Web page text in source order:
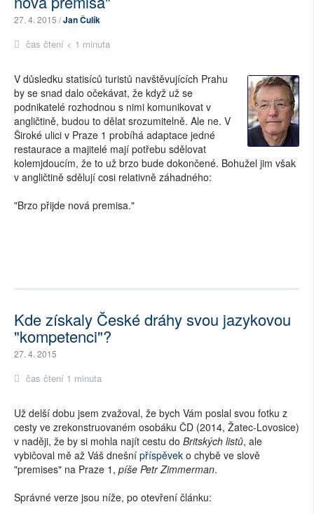
27. 4. 2015 /Jan Čulík
čas čtení < 1 minuta
V důsledku statisíců turistů navštěvujících Prahu
by se snad dalo očekávat, že když už se
podnikatelé rozhodnou s nimi komunikovat v
angličtině, budou to dělat srozumitelně. Ale ne. V
Široké ulici v Praze 1 probíhá adaptace jedné
restaurace a majitelé mají potřebu sdělovat
kolemjdoucím, že to už brzo bude dokončené. Bohužel jim však
v angličtině sdělují cosi relativně záhadného:
"Brzo přijde nová premisa."
Kde získaly České dráhy svou jazykovou
"kompetenci"?
27. 4. 2015
čas čtení 1 minuta
Už delší dobu jsem zvažoval, že bych Vám poslal svou fotku z
cesty ve zrekonstruovaném osobáku ČD (2014, Žatec-Lovosice)
v naději, že by si mohla najít cestu do Britských listů, ale
vybičoval mě až Váš dnešní příspěvek o chybě ve slově
"premises" na Praze 1, píše Petr Zimmerman.
Správné verze jsou níže, po otevření článku: